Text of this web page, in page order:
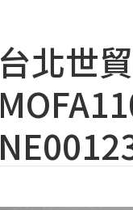
台北世